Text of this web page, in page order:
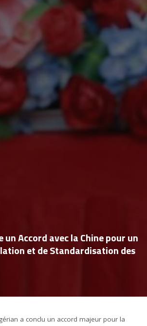
un Accord avec la Chine pour un
et de Standardisation des
a conclu un accord majeur pour la